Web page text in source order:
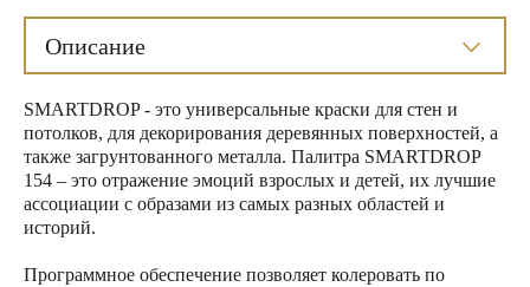
Описание
SMARTDROP - это универсальные краски для стен и
потолков, для декорирования деревянных поверхностей, а
также загрунтованного металла. Палитра SMARTDROP
154 – это отражение эмоций взрослых и детей, их лучшие
ассоциации с образами из самых разных областей и
историй.
Программное обеспечение позволяет колеровать по